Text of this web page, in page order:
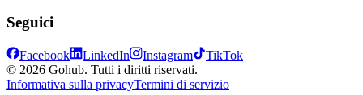
Seguici
Facebook LinkedIn Instagram
TikTok
© 2026 Gohub. Tutti i diritti riservati.
Informativa sulla privacyTermini di servizio